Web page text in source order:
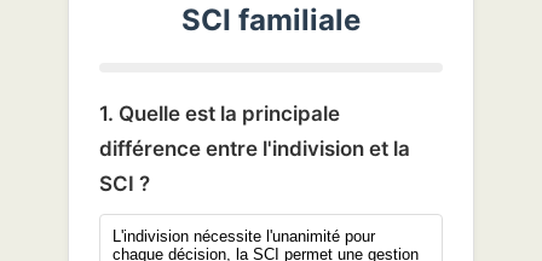
SCI familiale
1. Quelle est la principale
différence entre l'indivision et la
SCI ?
L'indivision nécessite l'unanimité pour
chaque décision, la SCI permet une gestion